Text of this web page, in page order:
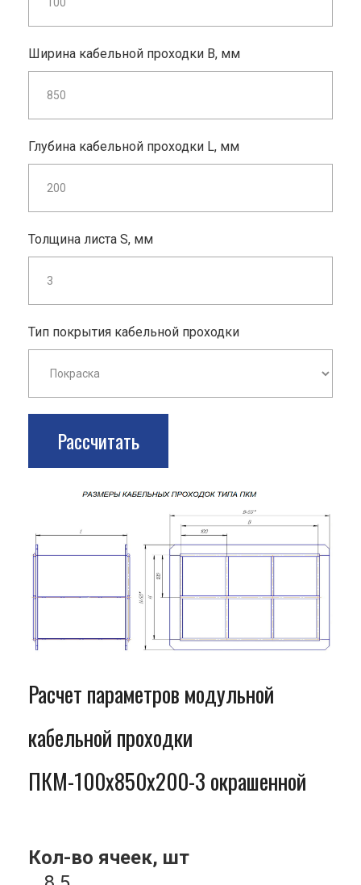
Ширина кабельной проходки B, мм
Глубина кабельной проходки L, мм
Толщина листа S, мм
Тип покрытия кабельной проходки
Рассчитать
Расчет параметров модульной
кабельной проходки
ПКМ-100x850x200-3 окрашенной
Кол-во ячеек, шт